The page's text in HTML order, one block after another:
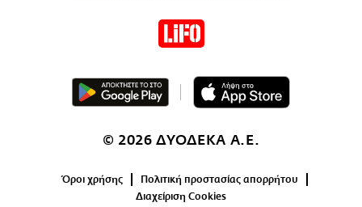
© 2026 ΔΥΟΔΕΚΑ Α.Ε.
Όροι χρήσης
Πολιτική προστασίας απορρήτου
Διαχείριση Cookies